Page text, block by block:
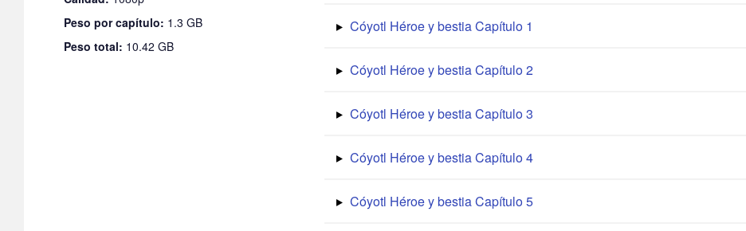
Peso por capítulo: 1.3 GB
Peso total: 10.42 GB
Cóyotl Héroe y bestia Capítulo 1
Cóyotl Héroe y bestia Capítulo 2
Cóyotl Héroe y bestia Capítulo 3
Cóyotl Héroe y bestia Capítulo 4
Cóyotl Héroe y bestia Capítulo 5